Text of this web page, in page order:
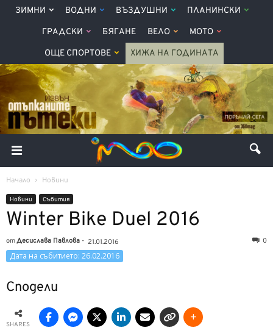
ЗИМНИ ВОДНИ ВЪЗДУШНИ ПЛАНИНСКИ
ГРАДСКИ БЯГАНЕ ВЕЛО МОТО
ОЩЕ СПОРТОВЕ ХИЖА НА ГОДИНАТА
Начало Новини
Новини Събития
Winter Bike Duel 2016
отДесислава Павлова - 21.01.2016 0
Дата на събитието: 26.02.2016
Сподели
SHARES